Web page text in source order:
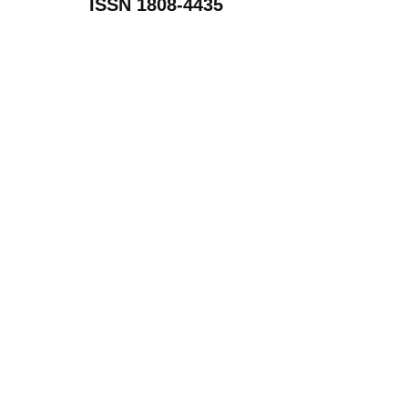
ISSN 1808-4435